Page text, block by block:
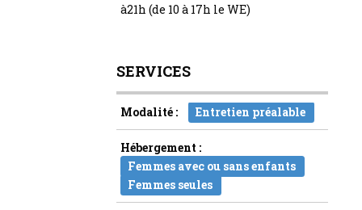
à21h (de 10 à 17h le WE)
SERVICES
Modalité : Entretien préalable
Hébergement :
Femmes avec ou sans enfants
Femmes seules